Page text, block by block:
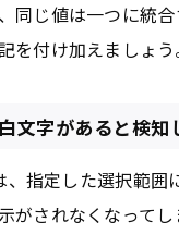
同じ値は一つに統
を付け加えましょう
文字があると検知
、指定した選択範囲
がされなくなってし